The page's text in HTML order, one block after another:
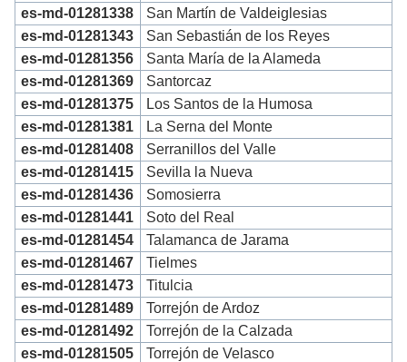
es-md-01281338
San Martín de Valdeiglesias
es-md-01281343
San Sebastián de los Reyes
es-md-01281356
Santa María de la Alameda
es-md-01281369
Santorcaz
es-md-01281375
Los Santos de la Humosa
es-md-01281381
La Serna del Monte
es-md-01281408
Serranillos del Valle
es-md-01281415
Sevilla la Nueva
es-md-01281436
Somosierra
es-md-01281441
Soto del Real
es-md-01281454
Talamanca de Jarama
es-md-01281467
Tielmes
es-md-01281473
Titulcia
es-md-01281489
Torrejón de Ardoz
es-md-01281492
Torrejón de la Calzada
es-md-01281505
Torrejón de Velasco